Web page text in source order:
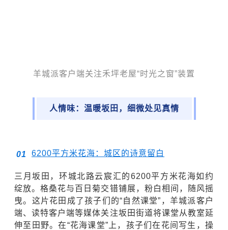
羊城派客户端关注禾坪老屋“时光之窗”装置
人情味： 温暖坂田，细微处见真情
01 6200平方米花海： 城区的诗意留白
三月坂田，环城北路云宸汇的6200平方米花海如约
绽放。格桑花与百日菊交错铺展，粉白相间，随风摇
曳。这片花田成了孩子们的“自然课堂”，羊城派客户
端、读特客户端等媒体关注坂田街道将课堂从教室延
伸至田野。在“花海课堂”上，孩子们在花间写生，操